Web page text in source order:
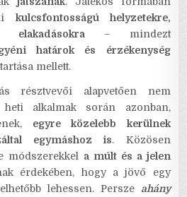
kulcsfontosságú helyzetekre,
elakadásokra – mindezt
határok és érzékenység
mellett.
résztvevői alapvetően nem
alkalmak során azonban,
egyre közelebb kerülnek
egymáshoz is. Közösen
módszerekkel a múlt és a jelen
érdekében, hogy a jövő egy
lehessen. Persze ahány